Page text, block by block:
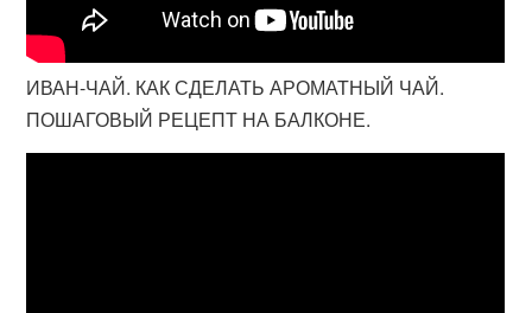
ИВАН-ЧАЙ. КАК СДЕЛАТЬ АРОМАТНЫЙ ЧАЙ.
ПОШАГОВЫЙ РЕЦЕПТ НА БАЛКОНЕ.